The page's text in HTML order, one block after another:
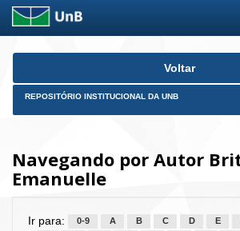
Skip
Voltar
REPOSITÓRIO INSTITUCIONAL DA UNB
Navegando por Autor
Emanuelle
Ir para: 0-9 A B C D E